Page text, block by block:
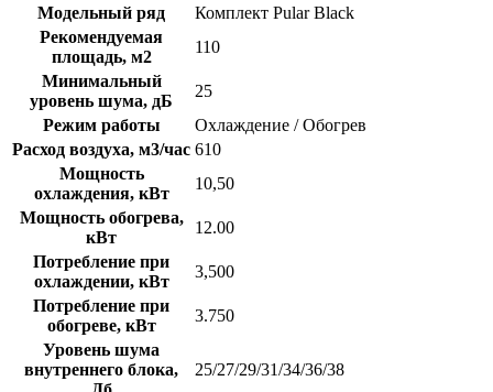
Модельный ряд
Комплект Pular Black
Рекомендуемая
площадь, м2
110
Минимальный
уровень шума, дБ
25
Режим работы
Охлаждение / Обогрев
Расход воздуха, м3/час 610
Мощность
охлаждения, кВт
10,50
Мощность обогрева,
кВт
12.00
Потребление при
охлаждении, кВт
3,500
Потребление при
обогреве, кВт
3.750
Уровень шума
внутреннего блока,
25/27/29/31/34/36/38